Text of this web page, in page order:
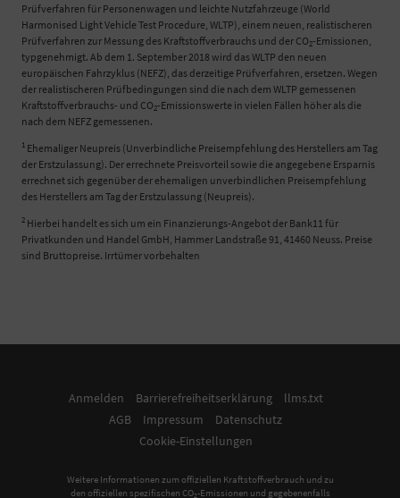
Prüfverfahren für Personenwagen und leichte Nutzfahrzeuge (World
Harmonised Light Vehicle Test Procedure, WLTP), einem neuen, realistischeren
Prüfverfahren zur Messung des Kraftstoffverbrauchs und der CO2-Emissionen,
typgenehmigt. Ab dem 1. September 2018 wird das WLTP den neuen
europäischen Fahrzyklus (NEFZ), das derzeitige Prüfverfahren, ersetzen. Wegen
der realistischeren Prüfbedingungen sind die nach dem WLTP gemessenen
Kraftstoffverbrauchs- und CO2-Emissionswerte in vielen Fällen höher als die
nach dem NEFZ gemessenen.
1 Ehemaliger Neupreis (Unverbindliche Preisempfehlung des Herstellers am Tag
der Erstzulassung). Der errechnete Preisvorteil sowie die angegebene Ersparnis
errechnet sich gegenüber der ehemaligen unverbindlichen Preisempfehlung
des Herstellers am Tag der Erstzulassung (Neupreis).
2 Hierbei handelt es sich um ein Finanzierungs-Angebot der Bank11 für
Privatkunden und Handel GmbH, Hammer Landstraße 91, 41460 Neuss. Preise
sind Bruttopreise. Irrtümer vorbehalten
Anmelden Barrierefreiheitserklärung
llms.txt
AGB
Impressum
Datenschutz
Cookie-Einstellungen
Weitere Informationen zum offiziellen Kraftstoffverbrauch und zu
den offiziellen spezifischen CO2-Emissionen und gegebenenfalls